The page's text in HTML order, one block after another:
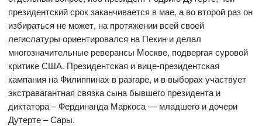
президентский срок заканчивается в мае, а во второй раз он
избираться не может, на протяжении всей своей
легислатуры ориентировался на Пекин и делал
многозначительные реверансы Москве, подвергая суровой
критике США. Президентская и вице-президентская
кампания на Филиппинах в разгаре, и в выборах участвует
экстравагантная связка сына бывшего президента и
диктатора – Фердинанда Маркоса — младшего и дочери
Дутерте – Сары.